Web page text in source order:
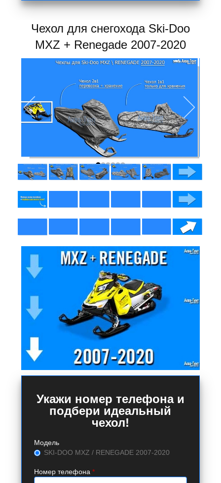
Чехол для снегохода Ski-Doo
MXZ + Renegade 2007-2020
Укажи номер телефона и
подбери идеальный
чехол!
Модель
SKI-DOO MXZ / RENEGADE 2007-2020
Номер телефона *